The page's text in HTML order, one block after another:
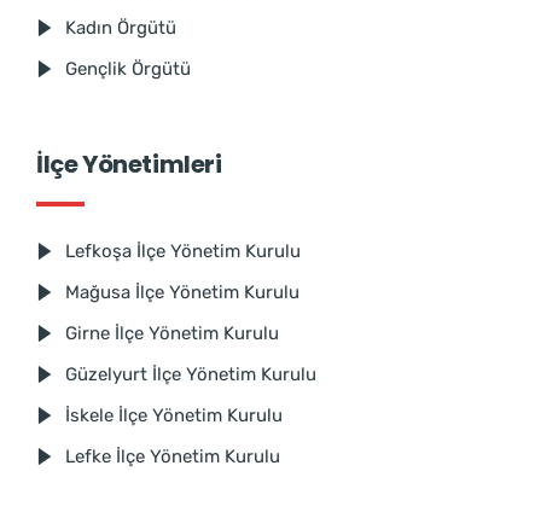
Kadın Örgütü
Gençlik Örgütü
İlçe Yönetimleri
Lefkoşa İlçe Yönetim Kurulu
Mağusa İlçe Yönetim Kurulu
Girne İlçe Yönetim Kurulu
Güzelyurt İlçe Yönetim Kurulu
İskele İlçe Yönetim Kurulu
Lefke İlçe Yönetim Kurulu